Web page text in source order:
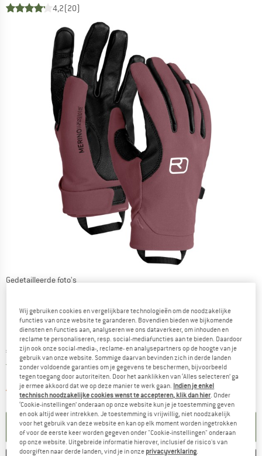
4,2(20)
Gedetailleerde foto's
Prijs:
€ 79,95 incl. BTW
Gratis verzending(NL)Nederland. Informatie over de
Artikel momenteel helaas uitverkocht.De link wordt geopend in een
KENNISGEVING AANMAKEN
Wij gebruiken cookies en vergelijkbare technologieën om de noodzakelijke
functies van onze website te garanderen. Bovendien bieden we bijkomende
diensten en functies aan, analyseren we ons dataverkeer, om inhouden en
reclame te personaliseren, resp. social-mediafuncties aan te bieden. Daardoor
zijn ook onze social-media-, reclame- en analysepartners op de hoogte van je
gebruik van onze website. Sommige daarvan bevinden zich in derde landen
zonder voldoende garanties om je gegevens te beschermen, bijvoorbeeld
tegen toegang door autoriteiten. Door het aanklikken van ‘Alles selecteren’ ga
je ermee akkoord dat we op deze manier te werk gaan. Indien je enkel
technisch noodzakelijke cookies wenst te accepteren, klik dan hier . Onder
‘Cookie-instellingen’ onderaan op onze website kun je je toestemming geven
en ook altijd weer intrekken. Je toestemming is vrijwillig, niet noodzakelijk
voor het gebruik van deze website en kan op elk moment worden ingetrokken
of voor de eerste keer worden gegeven onder "Cookie-instellingen" onderaan
op onze website. Uitgebreide informatie hierover, inclusief de risico's van
doorgiften naar derde landen, vind je in onze privacyverklaring